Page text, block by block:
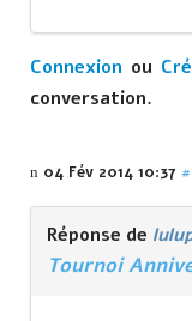
Connexion ou
conversation.
04 Fév 2014 10:37
Réponse de
Tournoi